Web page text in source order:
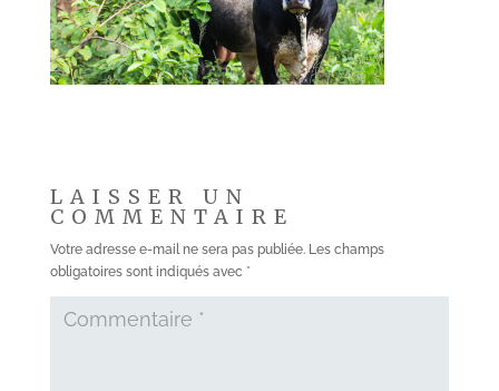
LAISSER UN
COMMENTAIRE
Votre adresse e-mail ne sera pas publiée. Les champs
obligatoires sont indiqués avec *